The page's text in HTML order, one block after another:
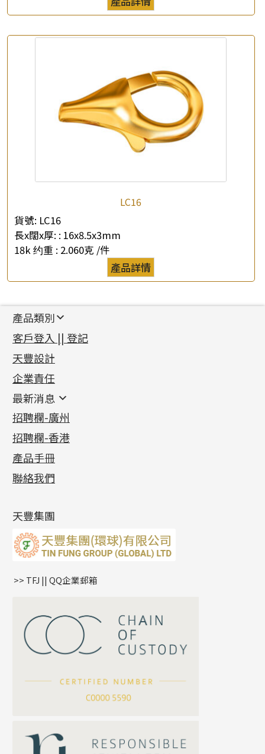
LC16
貨號: LC16
長x闊x厚: : 16x8.5x3mm
18k 约重 : 2.060克 /件
產品詳情
公司名稱
產品類別
新產品
足金系列
足金配件
機織鏈系列
珠仔鏈
镶口链
管狀網鏈
十字車花鏈系列
十字閃O鏈系列
十字錘打鏈系列
側身車花鏈系列
側身鏈系列
雙十字鏈系列
水波鏈系列
蛇骨鏈系列
鏈尾系列
嘴唇鏈系列
S車花鏈系列
珍珠鏈系列
坦克鏈系列
滿天星鏈系列
方假繩鏈系列
首飾配件
耳環類配件
卷迫系列
螺絲迫系列
梅花迫系列
平臺迫系列
綫拍系列
美拍系列
耳環扣系列
耳綫/耳鈎系列
耳環爪頭
耳環
鏈類配件
動感車花吊墜
調節珠系列
生圈扣系列
龍蝦扣系列
鴨俐制系列
字母吊墜
相盒吊墜
項鏈吊墜
生肖吊墜
星座吊墜
珠扣
其他類配件
珠盤系列
袖口鈕系列
焊片及鐳射綫
空心車花管
珠類配件
無孔光身珠
空心光身珠
無孔批花珠
鑲口類
四爪頭系列
六爪頭系列
車花片
動感車花片
鑲口戒指
鑲口手鏈系列
首飾系列
手镯系列
戒指系列
空心耳環
空心车花管首饰链
空心手鐲系列
貴金屬原料
千足金
記憶金屬系列
記憶戒指
拉簧珠珠手鏈
記憶鈦手鐲
客戶登入 || 登記
天豐設計
企業責任
最新消息
最新消息
各項證書(2)
相片集(9)
展覽會資訊
最新產品資訊
招聘欄-廣州
招聘欄-香港
產品手冊
聯絡我們
天豐集團
>> TFJ || QQ企業郵箱